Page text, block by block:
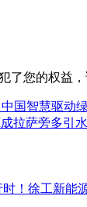
了您的权益
国智慧驱动
拉萨旁多引